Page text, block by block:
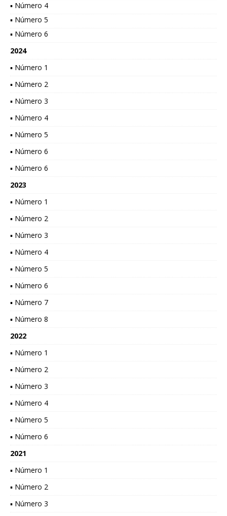
▪ Número 4
▪ Número 5
▪ Número 6
2024
▪ Número 1
▪ Número 2
▪ Número 3
▪ Número 4
▪ Número 5
▪ Número 6
▪ Número 6
2023
▪ Número 1
▪ Número 2
▪ Número 3
▪ Número 4
▪ Número 5
▪ Número 6
▪ Número 7
▪ Número 8
2022
▪ Número 1
▪ Número 2
▪ Número 3
▪ Número 4
▪ Número 5
▪ Número 6
2021
▪ Número 1
▪ Número 2
▪ Número 3